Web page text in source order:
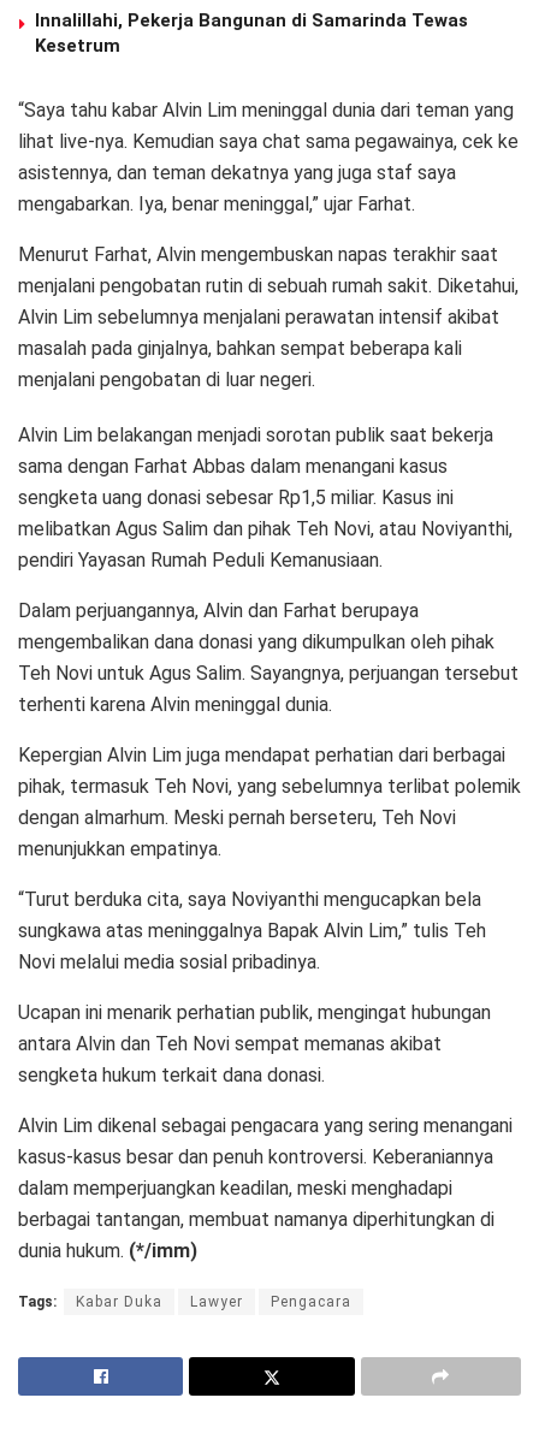
Innalillahi, Pekerja Bangunan di Samarinda Tewas
Kesetrum
“Saya tahu kabar Alvin Lim meninggal dunia dari teman yang
lihat live-nya. Kemudian saya chat sama pegawainya, cek ke
asistennya, dan teman dekatnya yang juga staf saya
mengabarkan. Iya, benar meninggal,” ujar Farhat.
Menurut Farhat, Alvin mengembuskan napas terakhir saat
menjalani pengobatan rutin di sebuah rumah sakit. Diketahui,
Alvin Lim sebelumnya menjalani perawatan intensif akibat
masalah pada ginjalnya, bahkan sempat beberapa kali
menjalani pengobatan di luar negeri.
Alvin Lim belakangan menjadi sorotan publik saat bekerja
sama dengan Farhat Abbas dalam menangani kasus
sengketa uang donasi sebesar Rp1,5 miliar. Kasus ini
melibatkan Agus Salim dan pihak Teh Novi, atau Noviyanthi,
pendiri Yayasan Rumah Peduli Kemanusiaan.
Dalam perjuangannya, Alvin dan Farhat berupaya
mengembalikan dana donasi yang dikumpulkan oleh pihak
Teh Novi untuk Agus Salim. Sayangnya, perjuangan tersebut
terhenti karena Alvin meninggal dunia.
Kepergian Alvin Lim juga mendapat perhatian dari berbagai
pihak, termasuk Teh Novi, yang sebelumnya terlibat polemik
dengan almarhum. Meski pernah berseteru, Teh Novi
menunjukkan empatinya.
“Turut berduka cita, saya Noviyanthi mengucapkan bela
sungkawa atas meninggalnya Bapak Alvin Lim,” tulis Teh
Novi melalui media sosial pribadinya.
Ucapan ini menarik perhatian publik, mengingat hubungan
antara Alvin dan Teh Novi sempat memanas akibat
sengketa hukum terkait dana donasi.
Alvin Lim dikenal sebagai pengacara yang sering menangani
kasus-kasus besar dan penuh kontroversi. Keberaniannya
dalam memperjuangkan keadilan, meski menghadapi
berbagai tantangan, membuat namanya diperhitungkan di
dunia hukum. (*/imm)
Tags: Kabar Duka Lawyer Pengacara